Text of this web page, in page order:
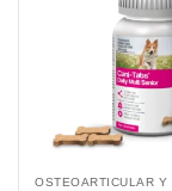
OSTEOARTICULAR Y